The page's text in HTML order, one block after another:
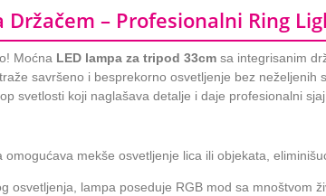
Držačem – Profesionalni Ring
Moćna LED lampa za tripod 33cm sa integrisanim
savršeno i besprekorno osvetljenje bez neželjenih
svetlosti koji naglašava detalje i daje profesionalni
omogućava mekše osvetljenje lica ili objekata,
osvetljenja, lampa poseduje RGB mod sa mnoštvom